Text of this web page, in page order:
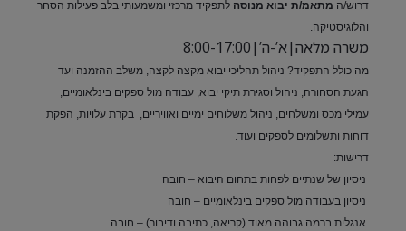
דרוש/ה מתאמ/ת יבוא מנוסה לתפקיד מרכזי ומשמעותי בלב פעילות הסחר
והלוגיסטיקה.
משרה מלאה|א’-ה’|8:00-17:00
מה כולל התפקיד? ניהול תהליכי יבוא מקצה לקצה, משלב ההזמנה ועד
הגעת הסחורה, ניהול וסגירת תיקי יבוא, עבודה מול ספקים בינלאומיים,
עמילי מכס ומשלחים, ניהול משלוחים ימיים ואוויריים, בקרת עלויות, הפקת
דוחות ותשלומים לספקים ועוד.
דרישות:
ניסיון של שנתיים לפחות בתחום היבוא – חובה
ניסיון בעבודה מול ספקים בינלאומיים – חובה
אנגלית ברמה גבוהה מאוד (קריאה, כתיבה ודיבור) – חובה